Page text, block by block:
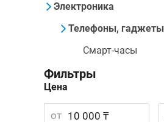
Электроника
Телефоны, гаджеты
Смарт-часы
Фильтры
Цена
от